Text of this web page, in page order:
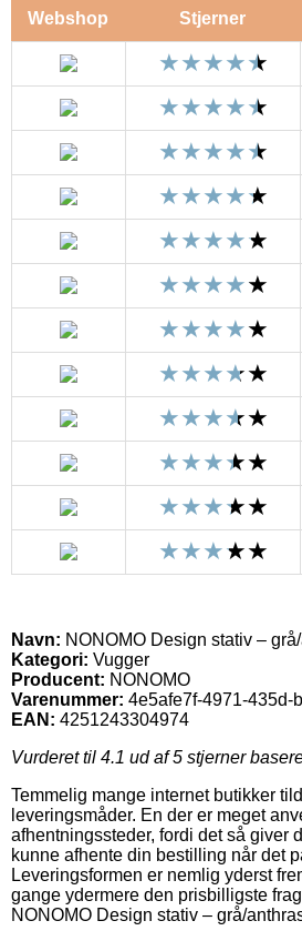
Webshop Stjerner
Navn: NONOMO Design stativ –
Kategori: Vugger
Producent: NONOMO
Varenummer: 4e5afe7f-4971-435d-
EAN: 4251243304974
Vurderet til 4.1 ud af 5 stjerner
Temmelig mange internet butikker
leveringsmåder. En der er meget
afhentningssteder, fordi det så giver
kunne afhente din bestilling når det
Leveringsformen er nemlig yderst
gange ydermere den prisbilligste
NONOMO Design stativ – grå/